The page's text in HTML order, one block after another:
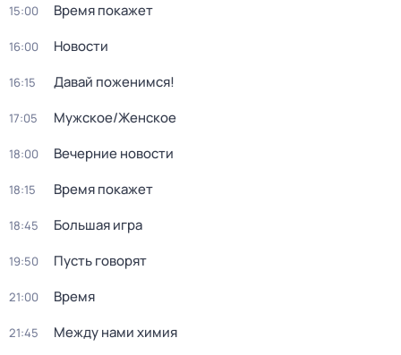
15:00 Время покажет
16:00 Новости
16:15 Давай поженимся!
17:05 Мужское/Женское
18:00 Вечерние новости
18:15 Время покажет
18:45 Большая игра
19:50 Пусть говорят
21:00 Время
21:45 Между нами химия